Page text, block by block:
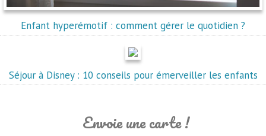
Enfant hyperémotif : comment gérer le quotidien ?
Séjour à Disney : 10 conseils pour émerveiller les enfants
Envoie une carte !